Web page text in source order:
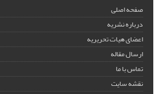
صفحه اصلی
درباره نشریه
اعضای هیات تحریریه
ارسال مقاله
تماس با ما
نقشه سایت